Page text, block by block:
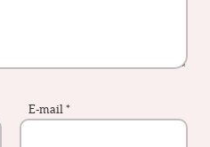
E-mail *